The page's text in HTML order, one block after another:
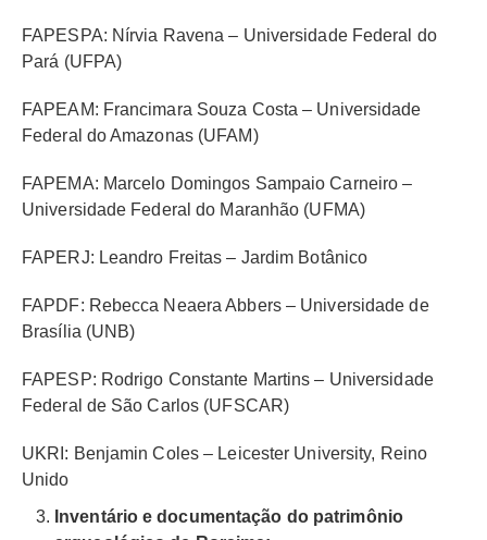
FAPESPA: Nírvia Ravena – Universidade Federal do
Pará (UFPA)
FAPEAM: Francimara Souza Costa – Universidade
Federal do Amazonas (UFAM)
FAPEMA: Marcelo Domingos Sampaio Carneiro –
Universidade Federal do Maranhão (UFMA)
FAPERJ: Leandro Freitas – Jardim Botânico
FAPDF: Rebecca Neaera Abbers – Universidade de
Brasília (UNB)
FAPESP: Rodrigo Constante Martins – Universidade
Federal de São Carlos (UFSCAR)
UKRI: Benjamin Coles – Leicester University, Reino
Unido
Inventário e documentação do patrimônio